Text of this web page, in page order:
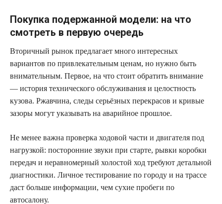
Покупка подержанной модели: на что
смотреть в первую очередь
Вторичный рынок предлагает много интересных
вариантов по привлекательным ценам, но нужно быть
внимательным. Первое, на что стоит обратить внимание
— история технического обслуживания и целостность
кузова. Ржавчина, следы серьёзных перекрасов и кривые
зазоры могут указывать на аварийное прошлое.
Не менее важна проверка ходовой части и двигателя под
нагрузкой: посторонние звуки при старте, рывки коробки
передач и неравномерный холостой ход требуют детальной
диагностики. Личное тестирование по городу и на трассе
даст больше информации, чем сухие пробеги по
автосалону.